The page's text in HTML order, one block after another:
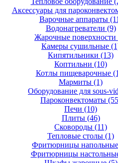
Аксессуары для
Варочные аппараты
Водонагреватели (9)
Жарочные поверхности
Камеры сушильные
Кипятильники (13)
Коптильни (10)
Котлы пищеварочные
Мармиты (1)
Оборудование для sous-
Пароконвектоматы
Печи (10)
Плиты (46)
Сковороды (11)
Тепловые столы (1)
Фритюрницы напольные
Фритюрницы